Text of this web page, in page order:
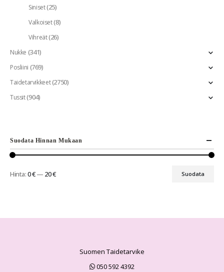
Siniset(25)
Valkoiset(8)
Vihreät(26)
Nukke (341)
Posliini (769)
Taidetarvikkeet(2750)
Tussit(904)
Suodata Hinnan Mukaan
Suodata
Hinta:0 €— 20 €
Suomen Taidetarvike
050 592 4392